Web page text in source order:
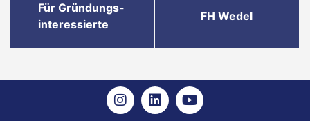
Für Gründungs-
interessierte
FH Wedel